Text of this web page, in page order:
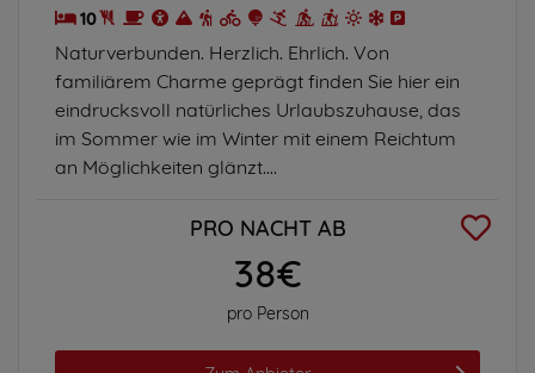
10
Naturverbunden. Herzlich. Ehrlich. Von
familiärem Charme geprägt finden Sie hier ein
eindrucksvoll natürliches Urlaubszuhause, das
im Sommer wie im Winter mit einem Reichtum
an Möglichkeiten glänzt....
PRO NACHT AB
38€
pro Person